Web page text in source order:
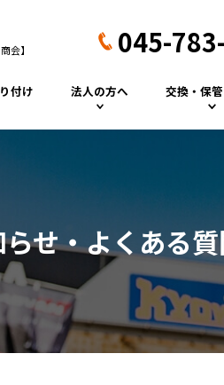
会】
045-
付け 法人の方へ 交換・保
せ・よくある